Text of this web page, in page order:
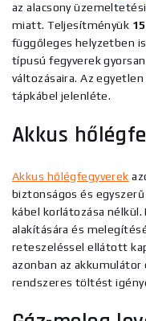
az alacsony
miatt. Teljesítményük
függőleges helyzetben
típusú fegyverek
változásaira. Az
tápkábel jelenléte.
Akkus
Akkus hőlégfegyverek
biztonságos és
kábel korlátozása nélkül.
alakítására és
reteszeléssel ellátott
azonban az
rendszeres töltést